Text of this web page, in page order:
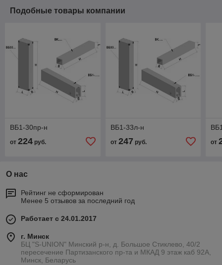
Подобные товары компании
ВБ1-30пр-н
от 224 руб.
ВБ1-33л-н
от 247 руб. от
О нас
Рейтинг не сформирован
Менее 5 отзывов за последний год
Работает с 24.01.2017
г. Минск
БЦ "S-UNION" Минский р-н, д. Большое Стиклево, 40/2
пересечение Партизанского пр-та и МКАД 9 этаж каб 92А,
Минск, Беларусь